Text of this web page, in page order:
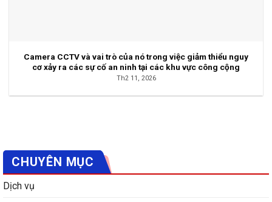
Camera CCTV và vai trò của nó trong việc giảm thiểu nguy
cơ xảy ra các sự cố an ninh tại các khu vực công cộng
Th2 11, 2026
CHUYÊN MỤC
Dịch vụ